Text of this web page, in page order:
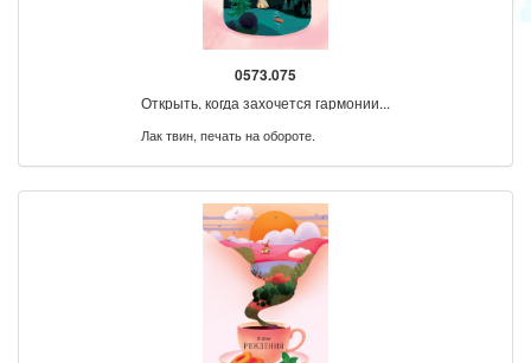
0573.075
Открыть, когда захочется гармонии...
Лак твин, печать на обороте.